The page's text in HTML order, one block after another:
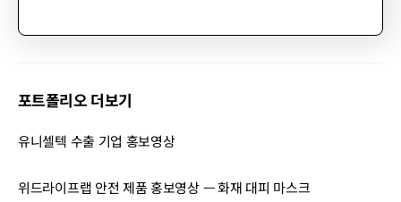
포트폴리오 더보기
유니셀텍 수출 기업 홍보영상
위드라이프랩 안전 제품 홍보영상 — 화재 대피 마스크